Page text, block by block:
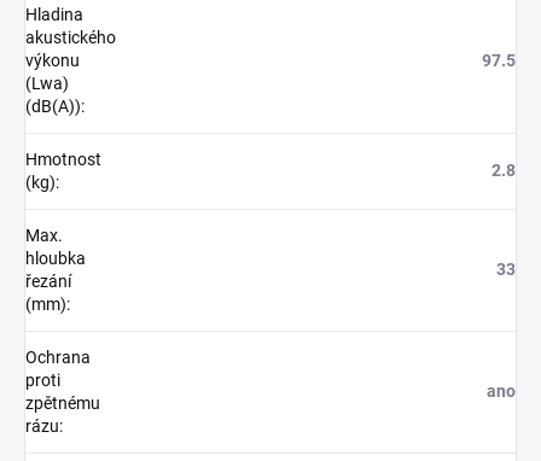
Hladina
akustického
výkonu
(Lwa)
(dB(A)):
97.5
Hmotnost
(kg):
2.8
Max.
hloubka
řezání
(mm):
33
Ochrana
proti
zpětnému
rázu:
ano